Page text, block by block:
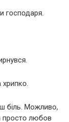
господаря.
біль. Можливо,
просто любов